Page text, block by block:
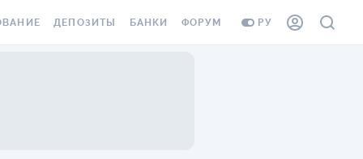
РУ
ДЕПОЗИТЫ БАНКИ ФОРУМ